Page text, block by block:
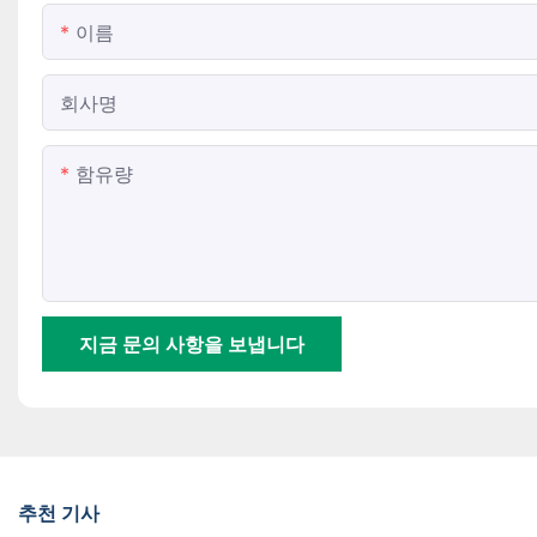
이름
회사명
함유량
지금 문의 사항을 보냅니다
추천 기사